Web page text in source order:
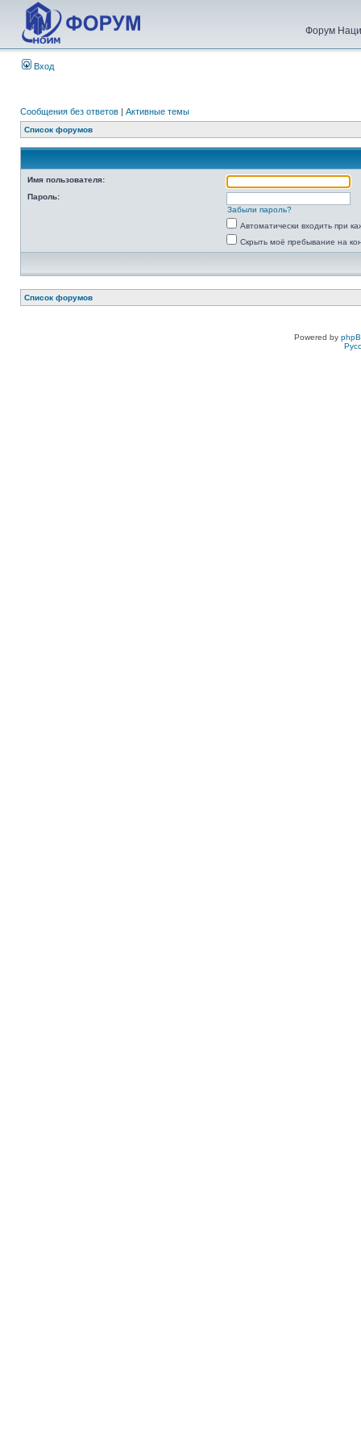
Форум
Вход
Сообщения без ответов | Активные темы
Список форумов
Имя пользователя:
Пароль:
Забыли пароль?
Автоматически входить при
Скрыть моё пребывание на
Список форумов
Powered by